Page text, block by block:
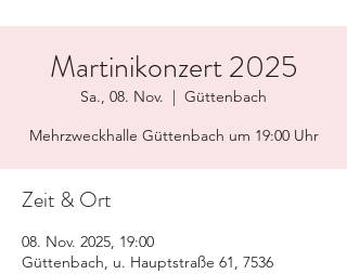
Martinikonzert 2025
Sa., 08. Nov.
  |
Güttenbach
Mehrzweckhalle Güttenbach um 19:00 Uhr
Zeit & Ort
08. Nov. 2025, 19:00
Güttenbach, u. Hauptstraße 61, 7536